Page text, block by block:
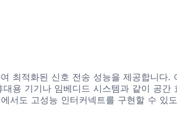
최적화된 신호 전송 성능을 제공합니다
용 기기나 임베디드 시스템과 같이 공간
서도 고성능 인터커넥트를 구현할 수 있